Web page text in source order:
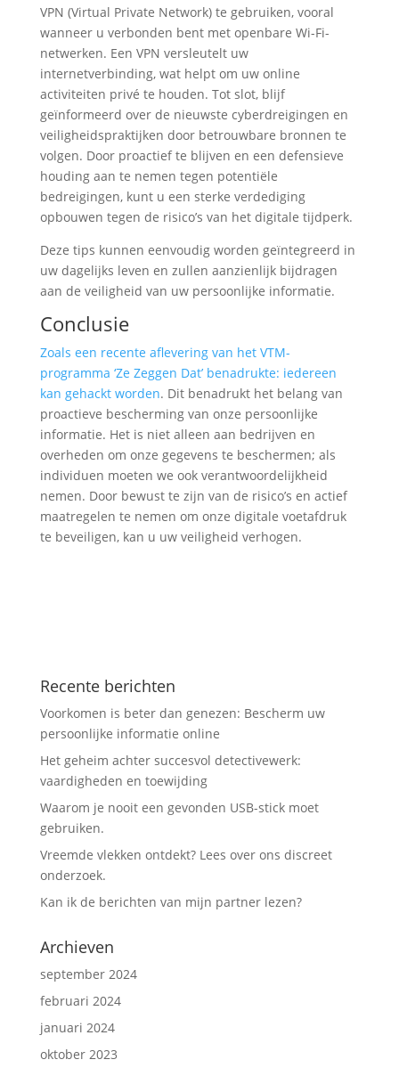
VPN (Virtual Private Network) te gebruiken, vooral
wanneer u verbonden bent met openbare Wi-Fi-
netwerken. Een VPN versleutelt uw
internetverbinding, wat helpt om uw online
activiteiten privé te houden. Tot slot, blijf
geïnformeerd over de nieuwste cyberdreigingen en
veiligheidspraktijken door betrouwbare bronnen te
volgen. Door proactief te blijven en een defensieve
houding aan te nemen tegen potentiële
bedreigingen, kunt u een sterke verdediging
opbouwen tegen de risico’s van het digitale tijdperk.
Deze tips kunnen eenvoudig worden geïntegreerd in
uw dagelijks leven en zullen aanzienlijk bijdragen
aan de veiligheid van uw persoonlijke informatie.
Conclusie
Zoals een recente aflevering van het VTM-
programma ‘Ze Zeggen Dat’ benadrukte: iedereen
kan gehackt worden. Dit benadrukt het belang van
proactieve bescherming van onze persoonlijke
informatie. Het is niet alleen aan bedrijven en
overheden om onze gegevens te beschermen; als
individuen moeten we ook verantwoordelijkheid
nemen. Door bewust te zijn van de risico’s en actief
maatregelen te nemen om onze digitale voetafdruk
te beveiligen, kan u uw veiligheid verhogen.
Recente berichten
Voorkomen is beter dan genezen: Bescherm uw
persoonlijke informatie online
Het geheim achter succesvol detectivewerk:
vaardigheden en toewijding
Waarom je nooit een gevonden USB-stick moet
gebruiken.
Vreemde vlekken ontdekt? Lees over ons discreet
onderzoek.
Kan ik de berichten van mijn partner lezen?
Archieven
september 2024
februari 2024
januari 2024
oktober 2023